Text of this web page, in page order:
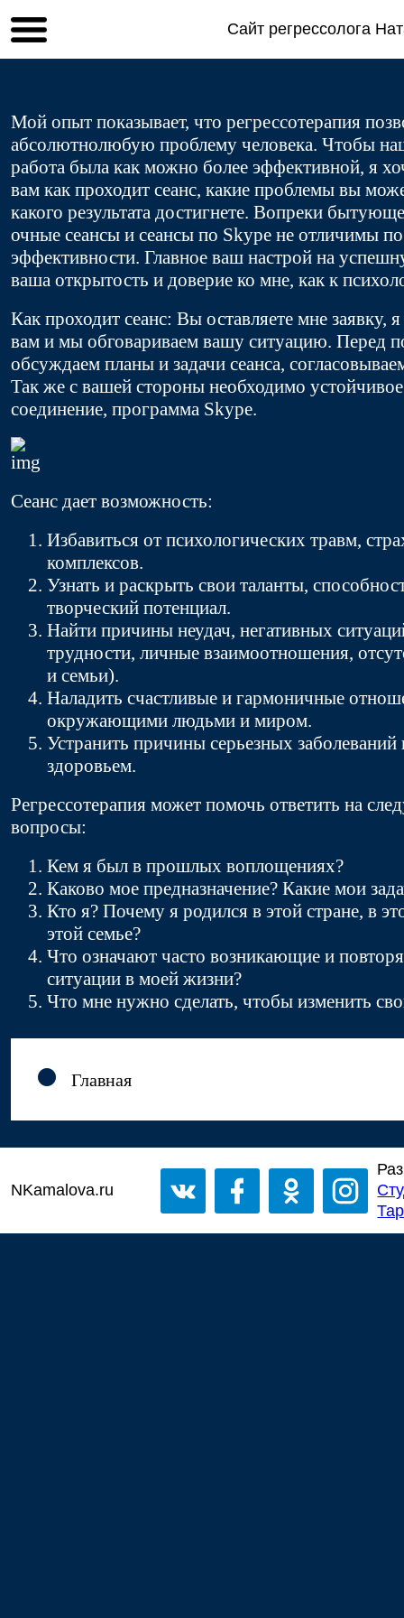
Сайт регрессолога
Мой опыт показывает, что регрессотерапия
абсолютнолюбую проблему человека. Чтобы
работа была как можно более эффективной, я
вам как проходит сеанс, какие проблемы вы
какого результата достигнете. Вопреки
очные сеансы и сеансы по Skype не отличимы по
эффективности. Главное ваш настрой на
ваша открытость и доверие ко мне, как к
Как проходит сеанс: Вы оставляете мне заявку,
вам и мы обговариваем вашу ситуацию. Перед
обсуждаем планы и задачи сеанса,
Так же с вашей стороны необходимо
соединение, программа Skype.
Сеанс дает возможность:
Избавиться от психологических травм,
комплексов.
Узнать и раскрыть свои таланты,
творческий потенциал.
Найти причины неудач, негативных
трудности, личные взаимоотношения,
и семьи).
Наладить счастливые и гармоничные
окружающими людьми и миром.
Устранить причины серьезных
здоровьем.
Регрессотерапия может помочь ответить на
вопросы:
Кем я был в прошлых воплощениях?
Каково мое предназначение? Какие мои
Кто я? Почему я родился в этой стране, в
этой семье?
Что означают часто возникающие и
ситуации в моей жизни?
Что мне нужно сделать, чтобы изменить
Главная
NKamalova.ru